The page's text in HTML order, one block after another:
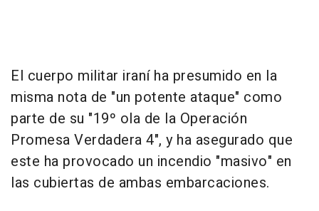
El cuerpo militar iraní ha presumido en la
misma nota de "un potente ataque" como
parte de su "19º ola de la Operación
Promesa Verdadera 4", y ha asegurado que
este ha provocado un incendio "masivo" en
las cubiertas de ambas embarcaciones.